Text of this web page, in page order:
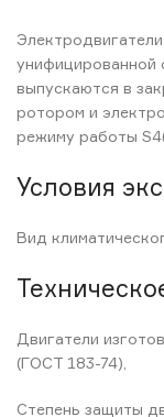
унифицированной
выпускаются в
ротором и
режиму работы
Условия
Вид
Двигатели
(ГОСТ 183-74),
Степень защиты